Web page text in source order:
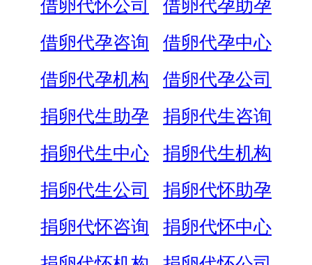
借卵代怀公司
借卵代孕助孕
借卵代孕咨询
借卵代孕中心
借卵代孕机构
借卵代孕公司
捐卵代生助孕
捐卵代生咨询
捐卵代生中心
捐卵代生机构
捐卵代生公司
捐卵代怀助孕
捐卵代怀咨询
捐卵代怀中心